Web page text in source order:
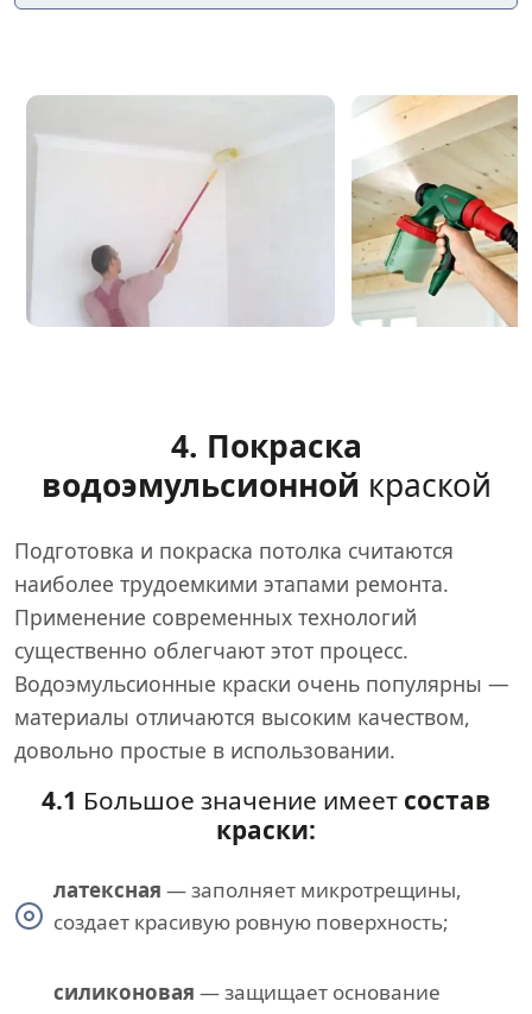
4. Покраска
водоэмульсионной краской
Подготовка и покраска потолка считаются
наиболее трудоемкими этапами ремонта.
Применение современных технологий
существенно облегчают этот процесс.
Водоэмульсионные краски очень популярны —
материалы отличаются высоким качеством,
довольно простые в использовании.
4.1 Большое значение имеет состав
краски:
латексная — заполняет микротрещины,
создает красивую ровную поверхность;
силиконовая — защищает основание